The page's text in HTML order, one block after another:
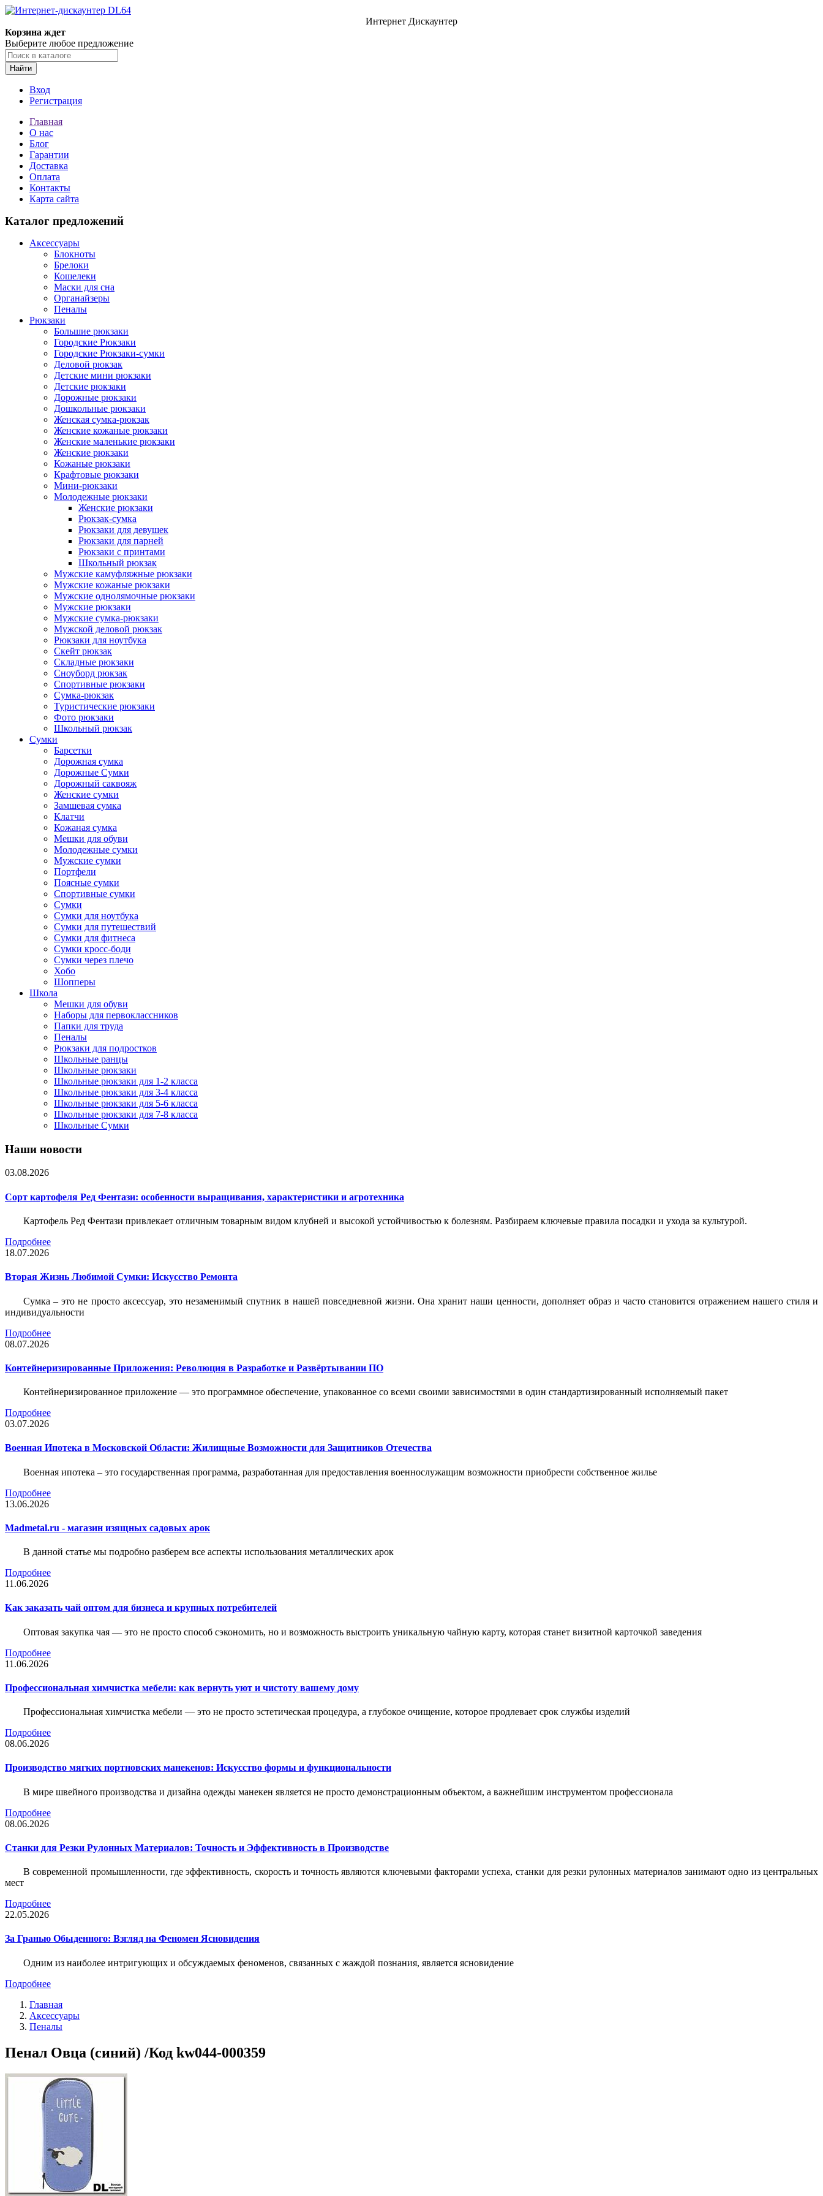
Интернет Дискаунтер
Корзина ждет
Выберите любое предложение
Найти
Вход
Регистрация
Главная
О нас
Блог
Гарантии
Доставка
Оплата
Контакты
Карта сайта
Каталог предложений
Аксессуары
Блокноты
Брелоки
Кошелеки
Маски для сна
Органайзеры
Пеналы
Рюкзаки
Большие рюкзаки
Городские Рюкзаки
Городские Рюкзаки-сумки
Деловой рюкзак
Детские мини рюкзаки
Детские рюкзаки
Дорожные рюкзаки
Дошкольные рюкзаки
Женская сумка-рюкзак
Женские кожаные рюкзаки
Женские маленькие рюкзаки
Женские рюкзаки
Кожаные рюкзаки
Крафтовые рюкзаки
Мини-рюкзаки
Молодежные рюкзаки
Женские рюкзаки
Рюкзак-сумка
Рюкзаки для девушек
Рюкзаки для парней
Рюкзаки с принтами
Школьный рюкзак
Мужские камуфляжные рюкзаки
Мужские кожаные рюкзаки
Мужские однолямочные рюкзаки
Мужские рюкзаки
Мужские сумка-рюкзаки
Мужской деловой рюкзак
Рюкзаки для ноутбука
Скейт рюкзак
Складные рюкзаки
Сноуборд рюкзак
Спортивные рюкзаки
Сумка-рюкзак
Туристические рюкзаки
Фото рюкзаки
Школьный рюкзак
Сумки
Барсетки
Дорожная сумка
Дорожные Сумки
Дорожный саквояж
Женские сумки
Замшевая сумка
Клатчи
Кожаная сумка
Мешки для обуви
Молодежные сумки
Мужские сумки
Портфели
Поясные сумки
Спортивные сумки
Сумки
Сумки для ноутбука
Сумки для путешествий
Сумки для фитнеса
Сумки кросс-боди
Сумки через плечо
Хобо
Шопперы
Школа
Мешки для обуви
Наборы для первоклассников
Папки для труда
Пеналы
Рюкзаки для подростков
Школьные ранцы
Школьные рюкзаки
Школьные рюкзаки для 1-2 класса
Школьные рюкзаки для 3-4 класса
Школьные рюкзаки для 5-6 класса
Школьные рюкзаки для 7-8 класса
Школьные Сумки
Наши новости
03.08.2026
Сорт картофеля Ред Фентази: особенности выращивания, характеристики и агротехника
Картофель Ред Фентази привлекает отличным товарным видом клубней и высокой устойчивостью к болезням. Разбираем ключевые правила посадки и ухода за культурой.
Подробнее
18.07.2026
Вторая Жизнь Любимой Сумки: Искусство Ремонта
Сумка – это не просто аксессуар, это незаменимый спутник в нашей повседневной жизни. Она хранит наши ценности, дополняет образ и часто становится отражением нашего стиля и
индивидуальности
Подробнее
08.07.2026
Контейнеризированные Приложения: Революция в Разработке и Развёртывании ПО
Контейнеризированное приложение — это программное обеспечение, упакованное со всеми своими зависимостями в один стандартизированный исполняемый пакет
Подробнее
03.07.2026
Военная Ипотека в Московской Области: Жилищные Возможности для Защитников Отечества
Военная ипотека – это государственная программа, разработанная для предоставления военнослужащим возможности приобрести собственное жилье
Подробнее
13.06.2026
Madmetal.ru - магазин изящных садовых арок
В данной статье мы подробно разберем все аспекты использования металлических арок
Подробнее
11.06.2026
Как заказать чай оптом для бизнеса и крупных потребителей
Оптовая закупка чая — это не просто способ сэкономить, но и возможность выстроить уникальную чайную карту, которая станет визитной карточкой заведения
Подробнее
11.06.2026
Профессиональная химчистка мебели: как вернуть уют и чистоту вашему дому
Профессиональная химчистка мебели — это не просто эстетическая процедура, а глубокое очищение, которое продлевает срок службы изделий
Подробнее
08.06.2026
Производство мягких портновских манекенов: Искусство формы и функциональности
В мире швейного производства и дизайна одежды манекен является не просто демонстрационным объектом, а важнейшим инструментом профессионала
Подробнее
08.06.2026
Станки для Резки Рулонных Материалов: Точность и Эффективность в Производстве
В современной промышленности, где эффективность, скорость и точность являются ключевыми факторами успеха, станки для резки рулонных материалов занимают одно из центральных
мест
Подробнее
22.05.2026
За Гранью Обыденного: Взгляд на Феномен Ясновидения
Одним из наиболее интригующих и обсуждаемых феноменов, связанных с жаждой познания, является ясновидение
Подробнее
Главная
Аксессуары
Пеналы
Пенал Овца (синий) /Код kw044-000359